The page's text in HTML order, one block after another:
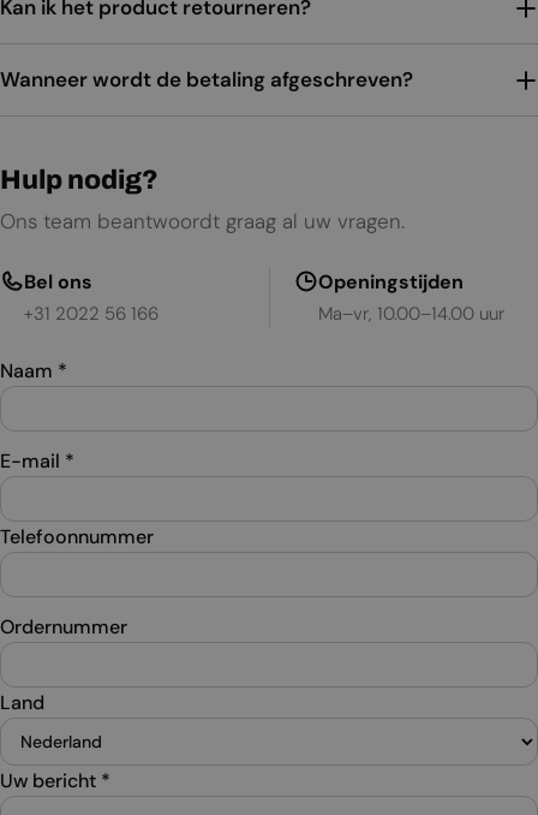
Kan ik het product retourneren?
Wanneer wordt de betaling afgeschreven?
Hulp nodig?
Ons team beantwoordt graag al uw vragen.
Bel ons
+31 2022 56 166
Openingstijden
Ma–vr, 10.00–14.00 uur
Naam *
E-mail *
Telefoonnummer
Ordernummer
Land
Uw bericht *